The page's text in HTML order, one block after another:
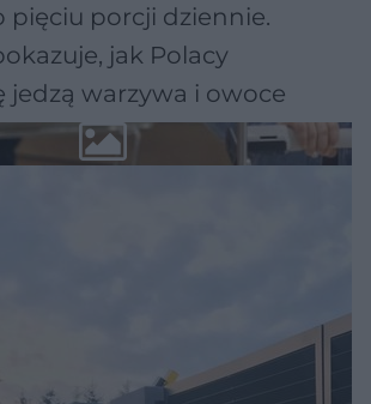
pięciu porcji dziennie.
jak Polacy
jedzą warzywa i owoce